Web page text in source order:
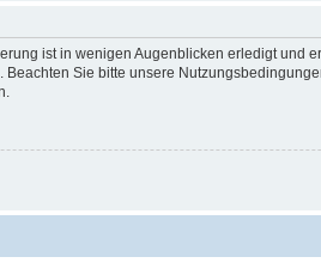
ist in wenigen Augenblicken erledigt und
Sie bitte unsere